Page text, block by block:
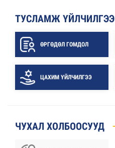
ТУСЛАМЖ ҮЙЛЧИЛГЭЭ
ӨРГӨДӨЛ ГОМДОЛ
ЦАХИМ ҮЙЛЧИЛГЭЭ
ЧУХАЛ ХОЛБООСУУД